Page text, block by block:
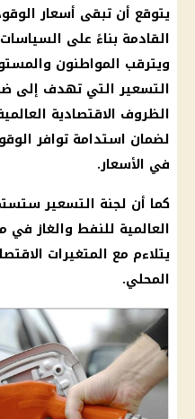
يتوقع أن تبقى أسعار
القادمة بناءً على
ويترقب المواطنون
التسعيرالتي تهدف إلى
الظروف الاقتصادية
لضمان استدامة توافر
في الأسعار.
كما أن لجنة التسعير
العالمية للنفط والغاز في
يتلاءم مع المتغيرات
المحلي.